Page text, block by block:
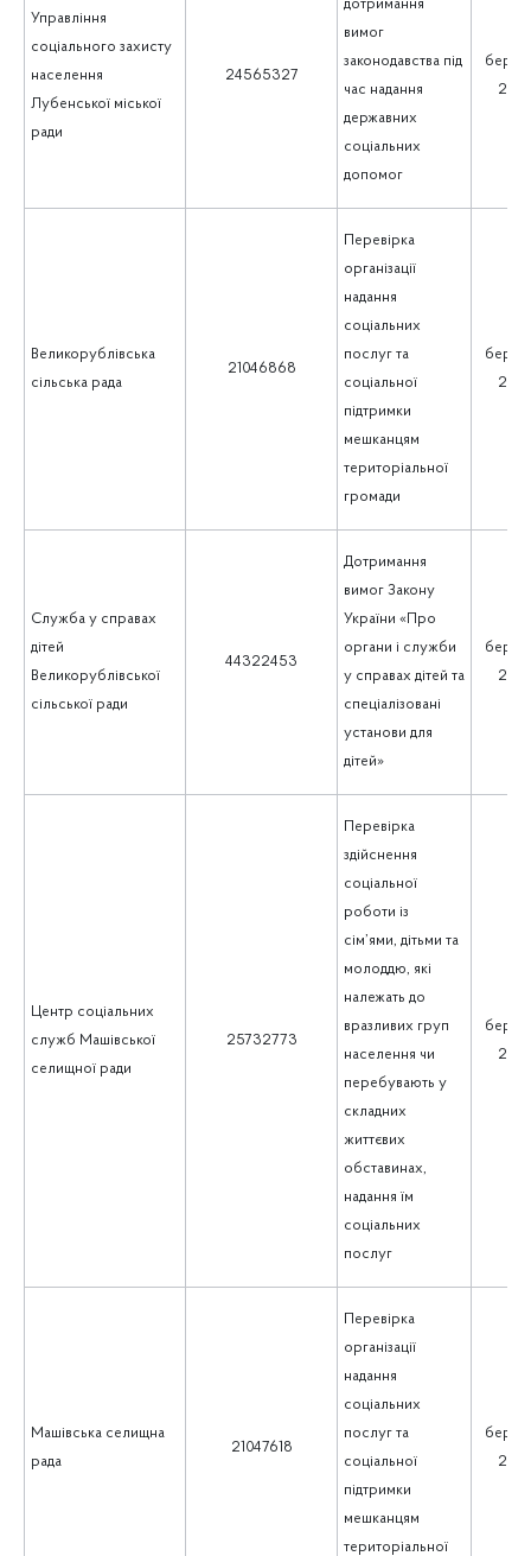
Управління
соціального захисту
населення
Лубенської міської
ради
24565327
дотримання
вимог
законодавства під
час надання
державних
соціальних
допомог
Великорублівська
сільська рада
21046868
Перевірка
організації
надання
соціальних
послуг та
соціальної
підтримки
мешканцям
територіальної
громади
Служба у справах
дітей
Великорублівської
сільської ради
44322453
Дотримання
вимог Закону
України «Про
органи і служби
у справах дітей та
спеціалізовані
установи для
дітей»
Центр соціальних
служб Машівської
селищної ради
25732773
Перевірка
здійснення
соціальної
роботи із
сім’ями, дітьми та
молоддю, які
належать до
вразливих груп
населення чи
перебувають у
складних
життєвих
обставинах,
надання їм
соціальних
послуг
Машівська селищна
рада
21047618
Перевірка
організації
надання
соціальних
послуг та
соціальної
підтримки
мешканцям
територіальної